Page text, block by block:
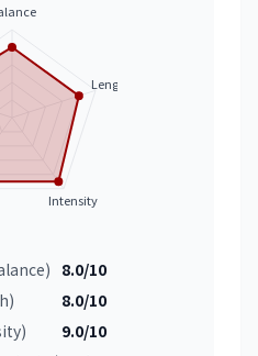
Length
Intensity
8.0/10
8.0/10
9.0/10